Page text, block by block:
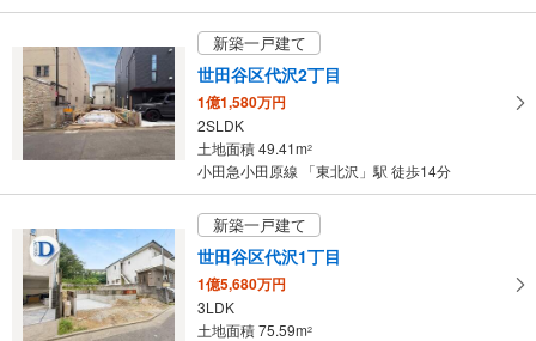
イ
ペ
ー
ジ
る
新築一戸建て
世田谷区代沢2丁目
1億1,580万円
2SLDK
土地面積 49.41m2
小田急小田原線 「東北沢」駅 徒歩14分
新築一戸建て
世田谷区代沢1丁目
1億5,680万円
3LDK
土地面積 75.59m2